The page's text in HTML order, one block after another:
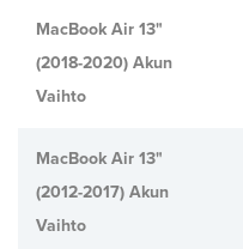
MacBook Air 13"
(2018-2020) Akun
Vaihto
MacBook Air 13"
(2012-2017) Akun
Vaihto